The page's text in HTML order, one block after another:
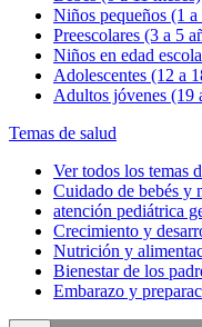
Niños pequeños (1 a
Preescolares (3 a 5
Niños en edad
Adolescentes (12 a
Adultos jóvenes (19
Temas de salud
Ver todos los temas
Cuidado de bebés y
atención pediátrica
Crecimiento y
Nutrición y
Bienestar de los
Embarazo y